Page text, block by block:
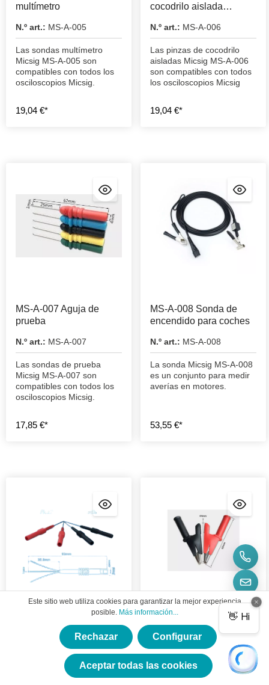
multímetro
N.º art.: MS-A-005
Las sondas multímetro
Micsig MS-A-005 son
compatibles con todos los
osciloscopios Micsig.
19,04 €*
cocodrilo aislada
N.º art.: MS-A-006
Las pinzas de cocodrilo
aisladas Micsig MS-A-006
son compatibles con todos
los osciloscopios Micsig
19,04 €*
MS-A-007 Aguja de
prueba
N.º art.: MS-A-007
Las sondas de prueba
Micsig MS-A-007 son
compatibles con todos los
osciloscopios Micsig.
17,85 €*
MS-A-008 Sonda de
encendido para coches
N.º art.: MS-A-008
La sonda Micsig MS-A-008
es un conjunto para medir
averías en motores.
53,55 €*
MS-A-009 Aguja de
prueba flexible
MS-A-009
Las flexibles sondas de
MS-A-011 Pinzas de
cocodrilo (pequeñas)
N.º art.:MS-A-011
Las pinzas de cocodrilo
Este sitio web utiliza cookies para garantizar la mejor experiencia
posible. Más información...
Rechazar Configurar
Aceptar todas las cookies